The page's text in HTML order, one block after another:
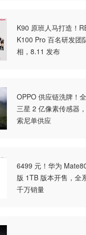
K90 原班人马打造！
K100 Pro 百名研发团
相，8.11 发布
OPPO 供应链洗牌！
三星 2 亿像素传感器
索尼单供应
6499 元！华为
版 1TB 版本开售，全
千万销量